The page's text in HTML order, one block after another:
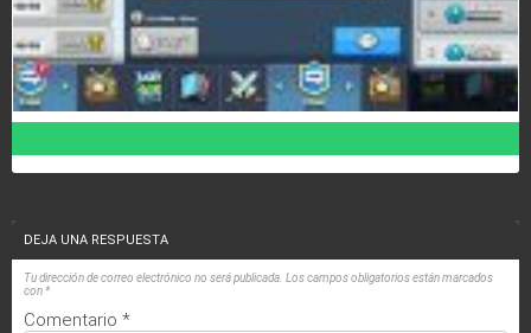
DEJA UNA RESPUESTA
Tu dirección de correo electrónico no será publicada. Los campos obligatorios están marcados
con *
Comentario *